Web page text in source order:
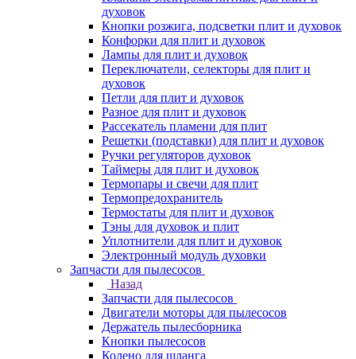
духовок
Кнопки розжига, подсветки плит и духовок
Конфорки для плит и духовок
Лампы для плит и духовок
Переключатели, селекторы для плит и
духовок
Петли для плит и духовок
Разное для плит и духовок
Рассекатель пламени для плит
Решетки (подставки) для плит и духовок
Ручки регуляторов духовок
Таймеры для плит и духовок
Термопары и свечи для плит
Термопредохранитель
Термостаты для плит и духовок
Тэны для духовок и плит
Уплотнители для плит и духовок
Электронный модуль духовки
Запчасти для пылесосов
Назад
Запчасти для пылесосов
Двигатели моторы для пылесосов
Держатель пылесборника
Кнопки пылесосов
Колено для шланга